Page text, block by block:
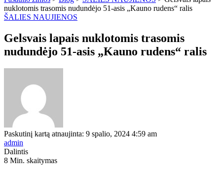
nuklotomis trasomis nudundėjo 51-asis „Kauno rudens“ ralis
ŠALIES NAUJIENOS
Gelsvais lapais nuklotomis trasomis
nudundėjo 51-asis „Kauno rudens“ ralis
Paskutinį kartą atnaujinta: 9 spalio, 2024 4:59 am
admin
Dalintis
8 Min. skaitymas